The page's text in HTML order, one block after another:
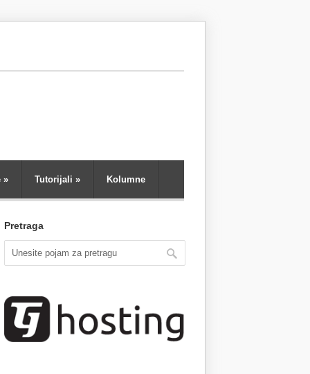
» Tutorijali » Kolumne
Pretraga